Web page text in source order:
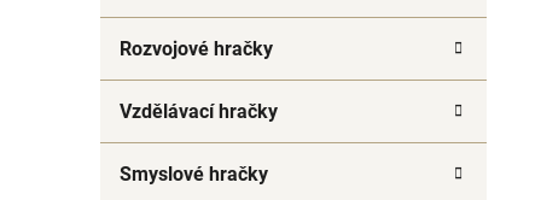
g
i
Rozvojové hračky
Vzdělávací hračky
Smyslové hračky